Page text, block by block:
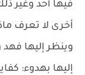
فيها أحد وغير
أخرى لا تعرف
وينظر إليها
إليها بهدوء: